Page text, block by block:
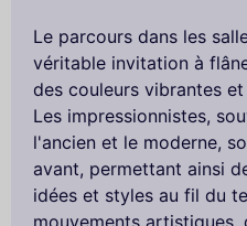
Le parcours dans les
véritable invitation à
des couleurs vibrantes
Les impressionnistes,
l'ancien et le moderne,
avant, permettant ainsi
idées et styles au fil du